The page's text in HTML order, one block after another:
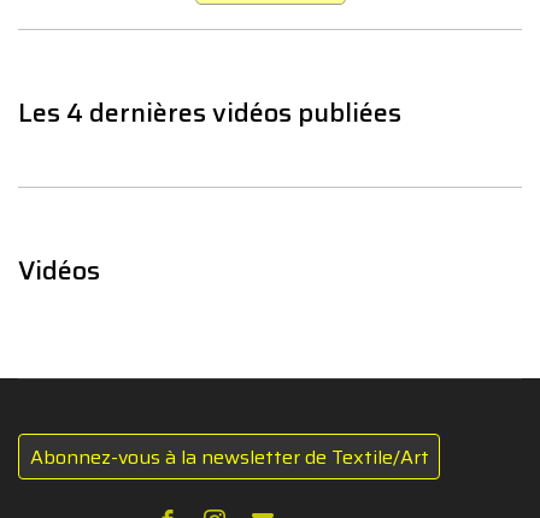
Les 4 dernières vidéos publiées
Vidéos
Abonnez-vous à la newsletter de Textile/Art